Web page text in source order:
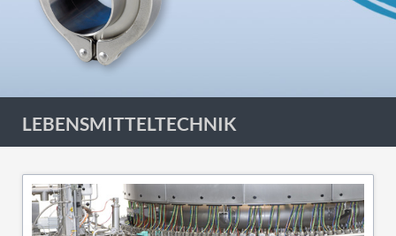
LEBENSMITTELTECHNIK